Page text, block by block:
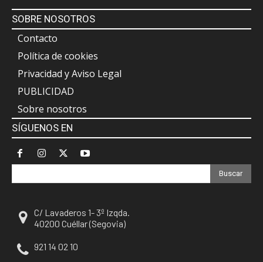
SOBRE NOSOTROS
Contacto
Política de cookies
Privacidad y Aviso Legal
PUBLICIDAD
Sobre nosotros
SÍGUENOS EN
Buscar
C/ Lavaderos 1- 3º Izqda.
40200 Cuéllar (Segovia)
921 14 02 10